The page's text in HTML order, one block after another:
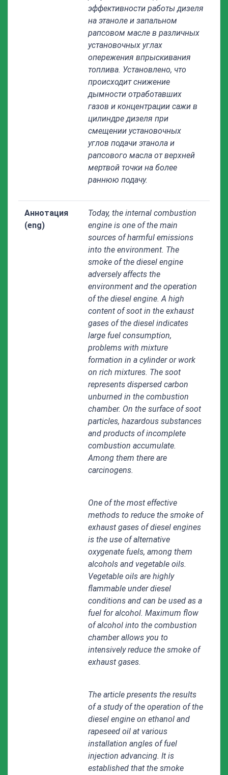
эффективности работы дизеля
на этаноле и запальном
рапсовом масле в различных
установочных углах
опережения впрыскивания
топлива. Установлено, что
происходит снижение
дымности отработавших
газов и концентрации сажи в
цилиндре дизеля при
смещении установочных
углов подачи этанола и
рапсового масла от верхней
мертвой точки на более
раннюю подачу.
Аннотация
(eng)
Today, the internal combustion
engine is one of the main
sources of harmful emissions
into the environment. The
smoke of the diesel engine
adversely affects the
environment and the operation
of the diesel engine. A high
content of soot in the exhaust
gases of the diesel indicates
large fuel consumption,
problems with mixture
formation in a cylinder or work
on rich mixtures. The soot
represents dispersed carbon
unburned in the combustion
chamber. On the surface of soot
particles, hazardous substances
and products of incomplete
combustion accumulate.
Among them there are
carcinogens.
One of the most effective
methods to reduce the smoke of
exhaust gases of diesel engines
is the use of alternative
oxygenate fuels, among them
alcohols and vegetable oils.
Vegetable oils are highly
flammable under diesel
conditions and can be used as a
fuel for alcohol. Maximum flow
of alcohol into the combustion
chamber allows you to
intensively reduce the smoke of
exhaust gases.
The article presents the results
of a study of the operation of the
diesel engine on ethanol and
rapeseed oil at various
installation angles of fuel
injection advancing. It is
established that the smoke